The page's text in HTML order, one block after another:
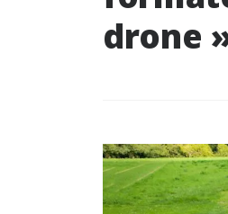
drone